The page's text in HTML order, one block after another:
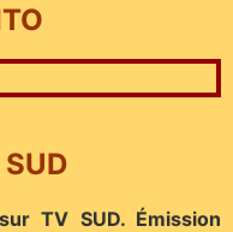
TV SUD. Émission